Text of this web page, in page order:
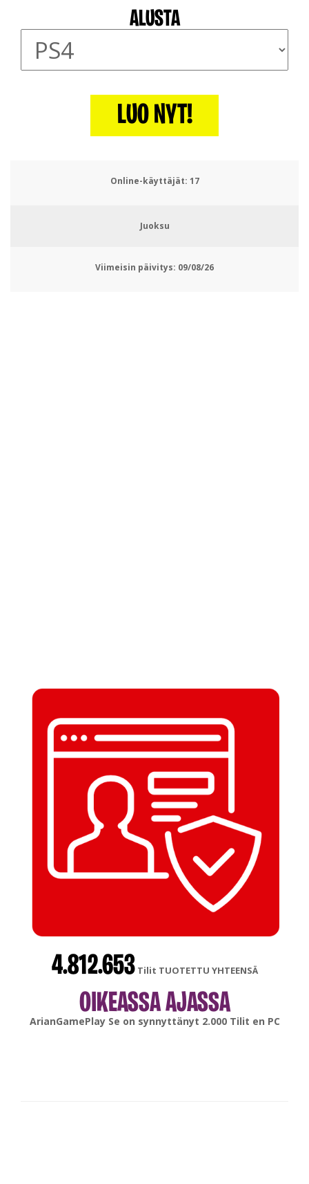
ALUSTA
LUO NYT!
Online-käyttäjät: 19
Juoksu
Viimeisin päivitys: 09/08/26
4.812.653 Tilit TUOTETTU YHTEENSÄ
OIKEASSA AJASSA
gonsabellaSe on synnyttänyt6.000Tilit enAndroid